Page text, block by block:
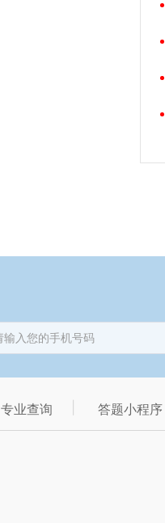
专业查询 答题小程序